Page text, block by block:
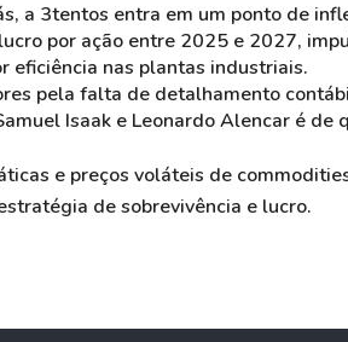
a 3tentos entra em um ponto de
por ação entre 2025 e 2027,
eficiência nas plantas industriais.
pela falta de detalhamento
Isaak e Leonardo Alencar é de
e preços voláteis de
de sobrevivência e lucro.